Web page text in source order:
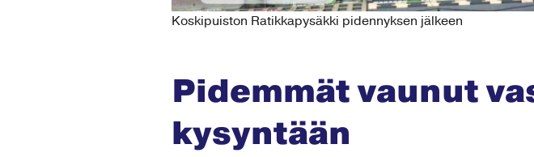
Koskipuiston Ratikkapysäkki pidennyksen jälkeen
Pidemmät vaunut
kysyntään